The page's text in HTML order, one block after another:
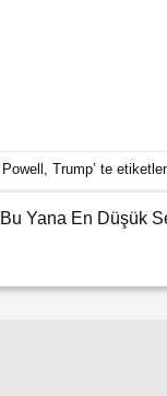
Powell ,Trump’ te
Yana En Düşük